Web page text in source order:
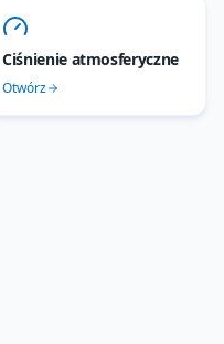
Ciśnienie atmosferyczne
Otwórz